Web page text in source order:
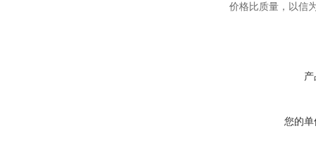
价格比质量，以信
您的单